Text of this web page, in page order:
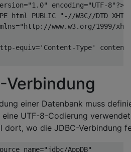
="1.0" encoding="UTF-8"?>
html PUBLIC "-//W3C//DTD
="http://www.w3.org/1999/
equiv='Content-Type' content
Verbindung
einer Datenbank muss
eine UTF-8-Codierung
dort, wo die JDBC-Verbindung
name="jdbc/AppDB"